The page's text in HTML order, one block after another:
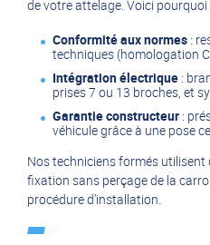
de votre attelage. Voici pourquoi
Conformité aux normes :
techniques (homologation
Intégration électrique :
prises 7 ou 13 broches, et
Garantie constructeur :
véhicule grâce à une pose
Nos techniciens formés
fixation sans perçage de la
procédure d’installation.